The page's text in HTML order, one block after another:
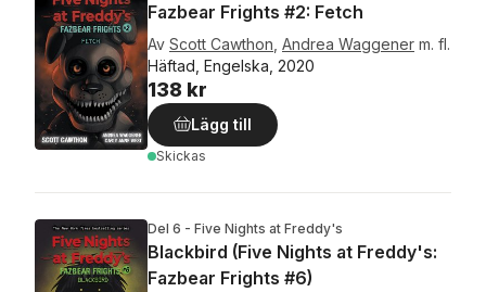
Fazbear Frights #2: Fetch
Av Scott Cawthon Andrea Waggener m. fl.
Häftad, Engelska, 2020
138 kr
Lägg till
Skickas
Del 6 - Five Nights at Freddy's
Blackbird (Five Nights at Freddy's:
Fazbear Frights #6)